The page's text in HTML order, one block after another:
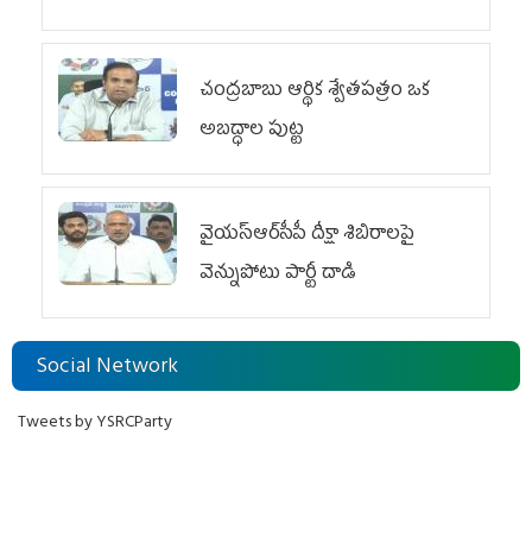
చంద్రబాబు ఆర్థిక శ్వేతపత్రం ఒక
అబద్ధాల పుట్ట
వైయ‌స్ఆర్‌సీపీ దీక్షా శిబిరాలపై
వెన్నుపోటు పార్టీ దాడి
Social Network
Tweets by YSRCParty